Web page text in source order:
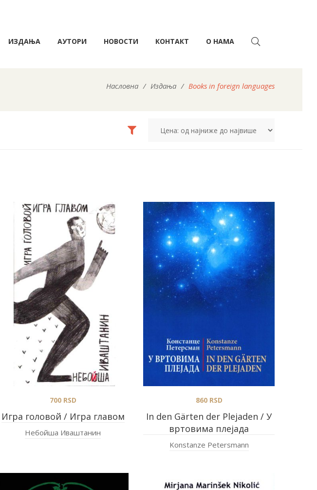
ИЗДАЊА АУТОРИ НОВОСТИ КОНТАКТ О НАМА
Насловна / Издања / Books in foreign languages
Игра головой / Игра главом
700RSD
Небойша Иваштанин
In den Gärten der Plejaden / У
вртовима плејада
860RSD
Konstanze Petersmann